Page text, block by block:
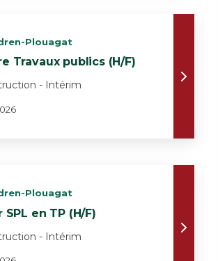
Plouagat
Travaux publics (H/F)
- Intérim
Plouagat
en TP (H/F)
- Intérim